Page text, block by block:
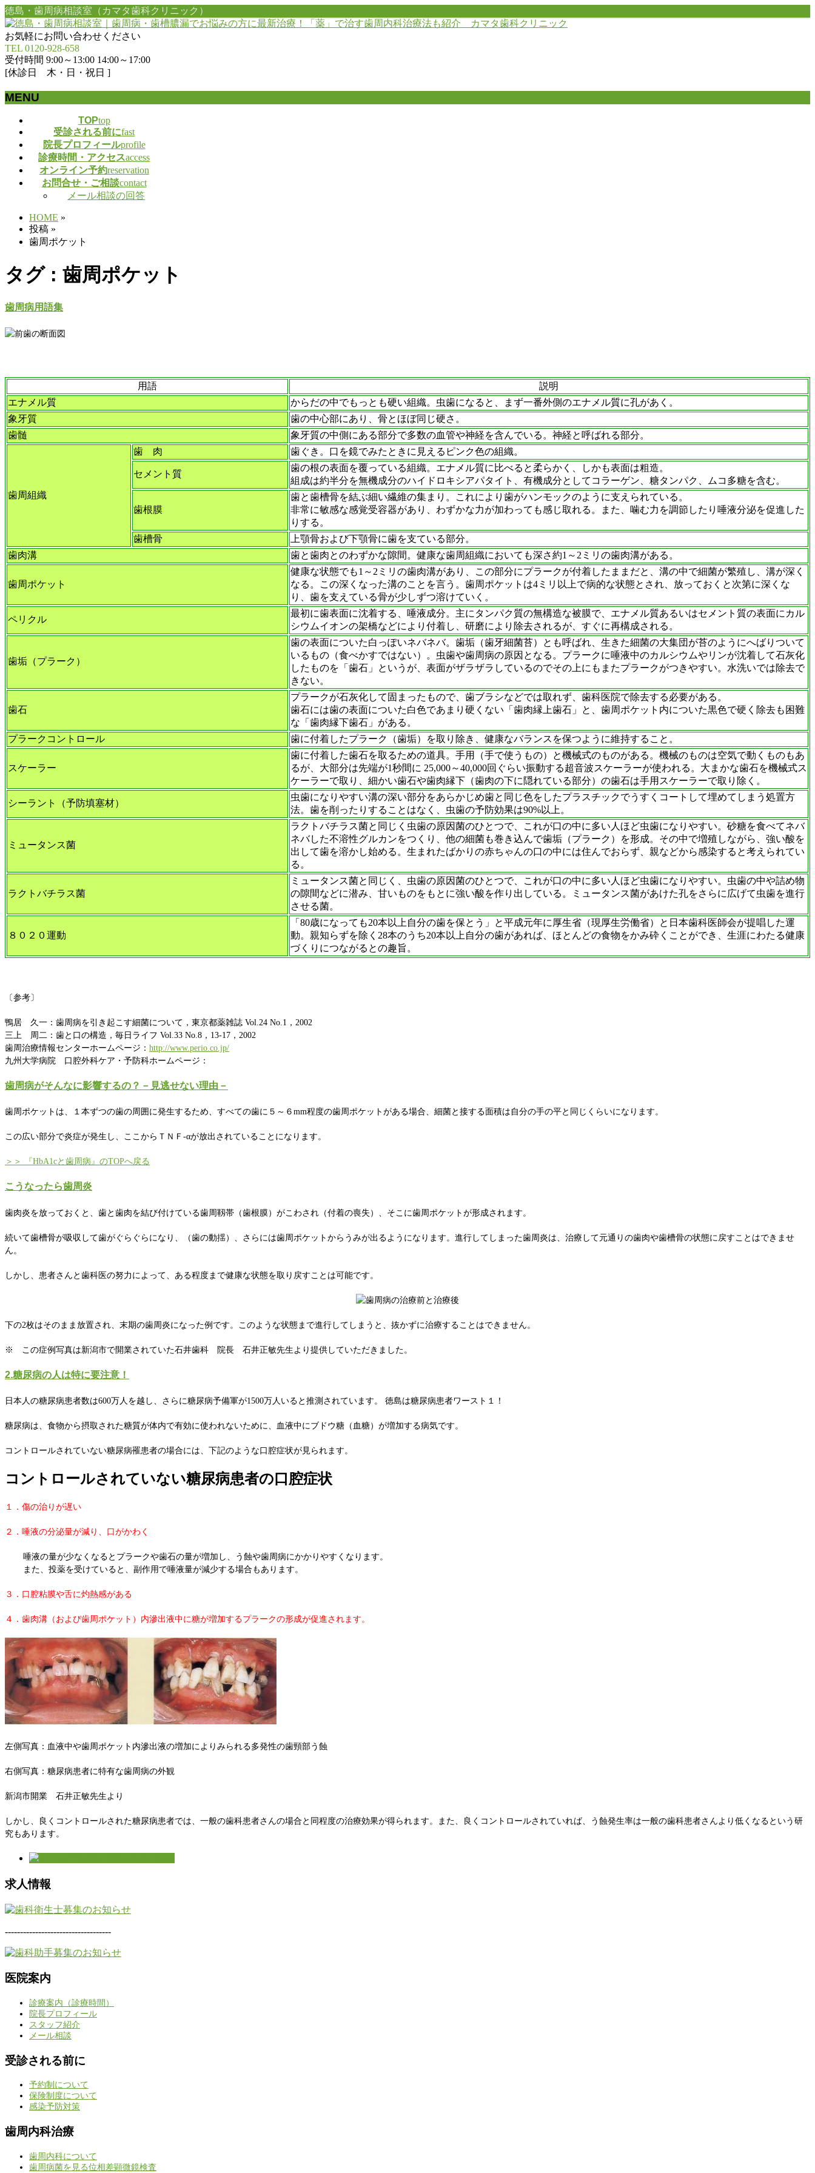
徳島・歯周病相談室（カマタ歯科クリニック）
お気軽にお問い合わせください
TEL 0120-928-658
受付時間 9:00～13:00 14:00～17:00
[休診日 木・日・祝日 ]
MENU
TOPtop
受診される前にfast
院長プロフィールprofile
診療時間・アクセスaccess
オンライン予約reservation
お問合せ・ご相談contact
メール相談の回答
HOME »
投稿 »
歯周ポケット
タグ : 歯周ポケット
歯周病用語集
用語
説明
エナメル質
からだの中でもっとも硬い組織。虫歯になると、まず一番外側のエナメル質に孔があく。
象牙質
歯の中心部にあり、骨とほぼ同じ硬さ。
歯髄
象牙質の中側にある部分で多数の血管や神経を含んでいる。神経と呼ばれる部分。
歯周組織
歯 肉 歯ぐき。口を鏡でみたときに見えるピンク色の組織。
セメント質
歯の根の表面を覆っている組織。エナメル質に比べると柔らかく、しかも表面は粗造。
組成は約半分を無機成分のハイドロキシアパタイト、有機成分としてコラーゲン、糖タンパク、ムコ多糖を含む。
歯根膜
歯と歯槽骨を結ぶ細い繊維の集まり。これにより歯がハンモックのように支えられている。
非常に敏感な感覚受容器があり、わずかな力が加わっても感じ取れる。また、噛む力を調節したり唾液分泌を促進した
りする。
歯槽骨
上顎骨および下顎骨に歯を支ている部分。
歯肉溝
歯と歯肉とのわずかな隙間。健康な歯周組織においても深さ約1～2ミリの歯肉溝がある。
歯周ポケット
健康な状態でも1～2ミリの歯肉溝があり、この部分にプラークが付着したままだと、溝の中で細菌が繁殖し、溝が深く
なる。この深くなった溝のことを言う。歯周ポケットは4ミリ以上で病的な状態とされ、放っておくと次第に深くな
り、歯を支えている骨が少しずつ溶けていく。
ペリクル
最初に歯表面に沈着する、唾液成分。主にタンパク質の無構造な被膜で、エナメル質あるいはセメント質の表面にカル
シウムイオンの架橋などにより付着し、研磨により除去されるが、すぐに再構成される。
歯垢（プラーク）
歯の表面についた白っぽいネバネバ。歯垢（歯牙細菌苔）とも呼ばれ、生きた細菌の大集団が苔のようにへばりついて
いるもの（食べかすではない）。虫歯や歯周病の原因となる。プラークに唾液中のカルシウムやリンが沈着して石灰化
したものを「歯石」というが、表面がザラザラしているのでその上にもまたプラークがつきやすい。水洗いでは除去で
きない。
歯石
プラークが石灰化して固まったもので、歯ブラシなどでは取れず、歯科医院で除去する必要がある。
歯石には歯の表面についた白色であまり硬くない「歯肉縁上歯石」と、歯周ポケット内についた黒色で硬く除去も困難
な「歯肉縁下歯石」がある。
プラークコントロール
歯に付着したプラーク（歯垢）を取り除き、健康なバランスを保つように維持すること。
スケーラー
歯に付着した歯石を取るための道具。手用（手で使うもの）と機械式のものがある。機械のものは空気で動くものもあ
るが、大部分は先端が1秒間に 25,000～40,000回ぐらい振動する超音波スケーラーが使われる。大まかな歯石を機械式ス
ケーラーで取り、細かい歯石や歯肉縁下（歯肉の下に隠れている部分）の歯石は手用スケーラーで取り除く。
シーラント（予防填塞材）
虫歯になりやすい溝の深い部分をあらかじめ歯と同じ色をしたプラスチックでうすくコートして埋めてしまう処置方
法。歯を削ったりすることはなく、虫歯の予防効果は90%以上。
ミュータンス菌
ラクトバチラス菌と同じく虫歯の原因菌のひとつで、これが口の中に多い人ほど虫歯になりやすい。砂糖を食べてネバ
ネバした不溶性グルカンをつくり、他の細菌も巻き込んで歯垢（プラーク）を形成。その中で増殖しながら、強い酸を
出して歯を溶かし始める。生まれたばかりの赤ちゃんの口の中には住んでおらず、親などから感染すると考えられてい
る。
ラクトバチラス菌
ミュータンス菌と同じく、虫歯の原因菌のひとつで、これが口の中に多い人ほど虫歯になりやすい。虫歯の中や詰め物
の隙間などに潜み、甘いものをもとに強い酸を作り出している。ミュータンス菌があけた孔をさらに広げて虫歯を進行
させる菌。
８０２０運動
「80歳になっても20本以上自分の歯を保とう」と平成元年に厚生省（現厚生労働省）と日本歯科医師会が提唱した運
動。親知らずを除く28本のうち20本以上自分の歯があれば、ほとんどの食物をかみ砕くことができ、生涯にわたる健康
づくりにつながるとの趣旨。
〔参考〕
鴨居 久一：歯周病を引き起こす細菌について，東京都薬雑誌 Vol.24 No.1，2002
三上 周二：歯と口の構造，毎日ライフ Vol.33 No.8，13-17，2002
歯周治療情報センターホームページ： http://www.perio.co.jp/
九州大学病院 口腔外科ケア・予防科ホームページ：
歯周病がそんなに影響するの？－見逃せない理由－
歯周ポケットは、１本ずつの歯の周囲に発生するため、すべての歯に５～６mm程度の歯周ポケットがある場合、細菌と接する面積は自分の手の平と同じくらいになります。
この広い部分で炎症が発生し、ここからＴＮＦ-αが放出されていることになります。
＞＞ 『HbA1cと歯周病』のTOPへ戻る
こうなったら歯周炎
歯肉炎を放っておくと、歯と歯肉を結び付けている歯周靱帯（歯根膜）がこわされ（付着の喪失）、そこに歯周ポケットが形成されます。
続いて歯槽骨が吸収して歯がぐらぐらになり、（歯の動揺）、さらには歯周ポケットからうみが出るようになります。進行してしまった歯周炎は、治療して元通りの歯肉や歯槽骨の状態に戻すことはできませ
ん。
しかし、患者さんと歯科医の努力によって、ある程度まで健康な状態を取り戻すことは可能です。
下の2枚はそのまま放置され、末期の歯周炎になった例です。このような状態まで進行してしまうと、抜かずに治療することはできません。
※ この症例写真は新潟市で開業されていた石井歯科 院長 石井正敏先生より提供していただきました。
2.糖尿病の人は特に要注意！
日本人の糖尿病患者数は600万人を越し、さらに糖尿病予備軍が1500万人いると推測されています。 徳島は糖尿病患者ワースト１！
糖尿病は、食物から摂取された糖質が体内で有効に使われないために、血液中にブドウ糖（血糖）が増加する病気です。
コントロールされていない糖尿病罹患者の場合には、下記のような口腔症状が見られます。
コントロールされていない糖尿病患者の口腔症状
１．傷の治りが遅い
２．唾液の分泌量が減り、口がかわく
唾液の量が少なくなるとプラークや歯石の量が増加し、う蝕や歯周病にかかりやすくなります。
また、投薬を受けていると、副作用で唾液量が減少する場合もあります。
３．口腔粘膜や舌に灼熱感がある
４．歯肉溝（および歯周ポケット）内滲出液中に糖が増加するプラークの形成が促進されます。
左側写真：血液中や歯周ポケット内滲出液の増加によりみられる多発性の歯頸部う蝕
右側写真：糖尿病患者に特有な歯周病の外観
新潟市開業 石井正敏先生より
しかし、良くコントロールされた糖尿病患者では、一般の歯科患者さんの場合と同程度の治療効果が得られます。また、良くコントロールされていれば、う蝕発生率は一般の歯科患者さんより低くなるという研
究もあります。
求人情報
-----------------------------------
医院案内
診療案内（診療時間）
院長プロフィール
スタッフ紹介
メール相談
受診される前に
予約制について
保険制度について
感染予防対策
歯周内科治療
歯周内科について
歯周病菌を見る位相差顕微鏡検査